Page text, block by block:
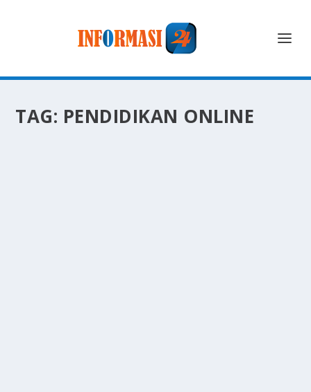
TAG: PENDIDIKAN ONLINE